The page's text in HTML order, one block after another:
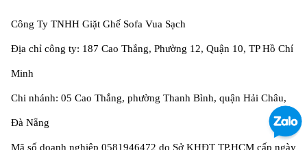
Công Ty TNHH Giặt Ghế Sofa Vua Sạch
Địa chỉ công ty: 187 Cao Thắng, Phường 12, Quận 10, TP Hồ Chí
Minh
Chi nhánh: 05 Cao Thắng, phường Thanh Bình, quận Hải Châu,
Đà Nẵng
Mã số doanh nghiệp 0581946472 do Sở KHĐT TP.HCM cấp ngày